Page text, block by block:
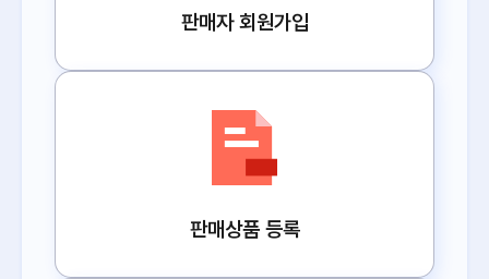
판매자 회원가입
판매상품 등록